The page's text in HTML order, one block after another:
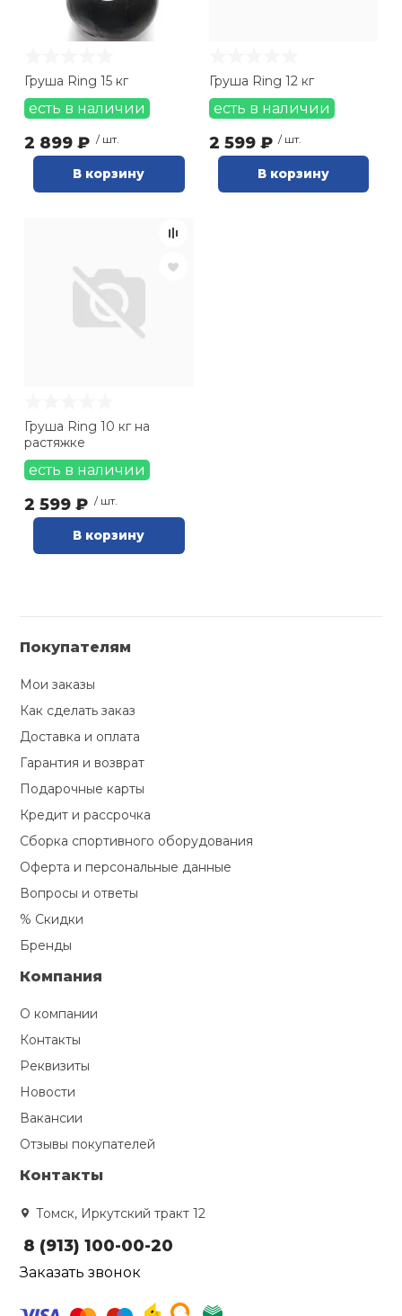
Груша Ring 15 кг
есть в наличии
2 899 ₽ / шт.
В корзину
Груша Ring 12 кг
есть в наличии
2 599 ₽ / шт.
В корзину
Груша Ring 10 кг на
растяжке
есть в наличии
2 599 ₽ / шт.
В корзину
Покупателям
Мои заказы
Как сделать заказ
Доставка и оплата
Гарантия и возврат
Подарочные карты
Кредит и рассрочка
Сборка спортивного оборудования
Оферта и персональные данные
Вопросы и ответы
% Скидки
Бренды
Компания
О компании
Контакты
Реквизиты
Новости
Вакансии
Отзывы покупателей
Контакты
Томск, Иркутский тракт 12
8 (913) 100-00-20
Заказать звонок